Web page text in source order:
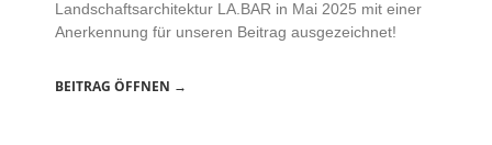
Landschaftsarchitektur LA.BAR in Mai 2025 mit einer
Anerkennung für unseren Beitrag ausgezeichnet!
BEITRAG ÖFFNEN →